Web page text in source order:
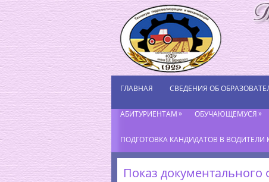
ГЛАВНАЯ СВЕДЕНИЯ ОБ
АБИТУРИЕНТАМ» ОБУЧАЮЩЕМУСЯ»
ПОДГОТОВКА КАНДИДАТОВ В ВОДИТЕЛИ
Показ